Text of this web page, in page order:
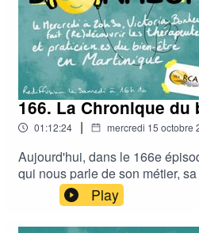
166. La Chronique du
01:12:24 | mercredi 15 octobre
Aujourd'hui, dans le 166e
qui nous parle de son métier,
maintient de Radio Canal
antilles/formulaires/
soutien.
Play